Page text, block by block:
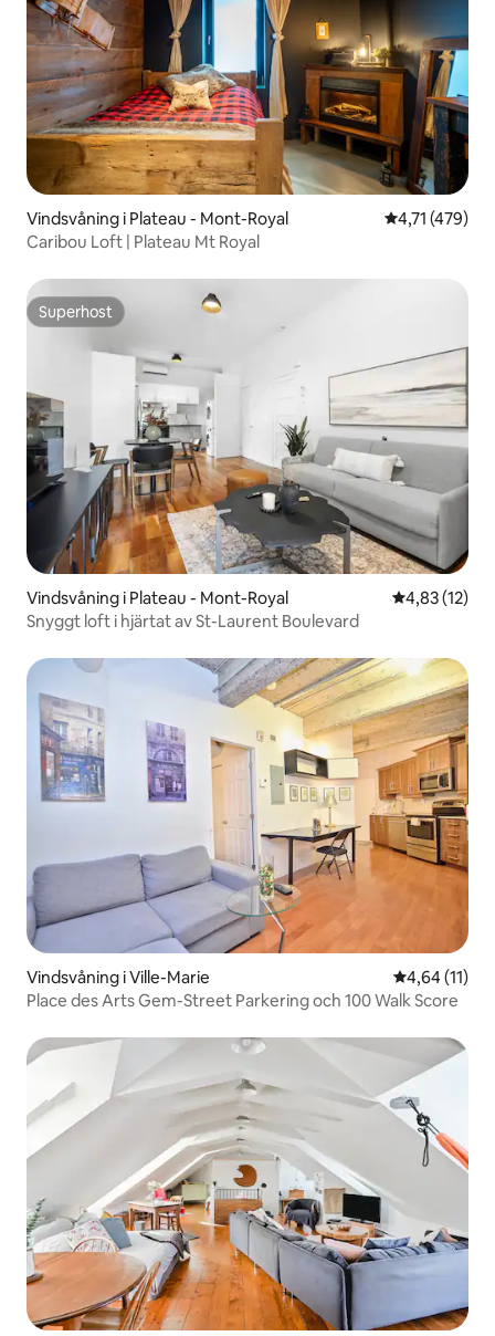
Vindsvåning i Plateau - Mont-Royal 4,71 av 5 i
4,71 (479)
Caribou Loft | Plateau Mt Royal
Superhost
Superhost
Vindsvåning i Plateau - Mont-Royal 4,83 av 5 i
4,83 (12)
Snyggt loft i hjärtat av St-Laurent Boulevard
Vindsvåning i Ville-Marie 4,64 av 5 i
4,64 (11)
Place des Arts Gem-Street Parkering och 100 Walk Score